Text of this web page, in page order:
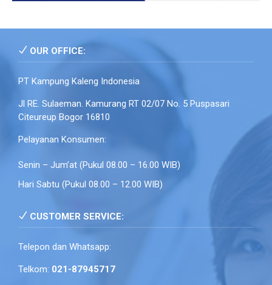
OUR OFFICE:
PT Kampung Kaleng Indonesia
Jl RE. Sulaeman. Kamurang RT 02/07 No. 5 Puspasari
Citeureup Bogor 16810
Pelayanan Konsumen:
Senin – Jum’at (Pukul 08.00 – 16.00 WIB)
Hari Sabtu (Pukul 08.00 – 12.00 WIB)
CUSTOMER SERVICE:
Telepon dan Whatsapp:
Telkom: 021-87945717